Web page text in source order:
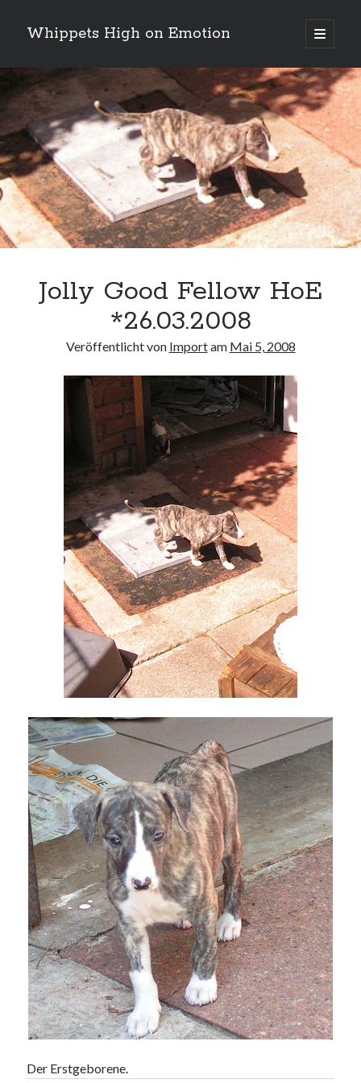
Whippets High on Emotion
öffnen
Sidebar
Neueste Kommentare
Profil
von
ingrid.krahheiermann
auf
Facebook
anzeigen
Archiv
Archiv
Jolly Good Fellow HoE
*26.03.2008
Veröffentlicht von Importam Mai 5, 2008
Der Erstgeborene.